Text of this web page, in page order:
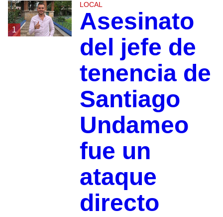
1
LOCAL
Asesinato
del jefe de
tenencia de
Santiago
Undameo
fue un
ataque
directo